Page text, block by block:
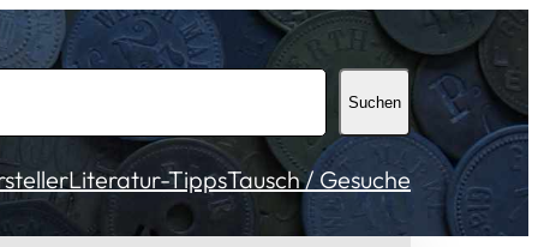
Suchen
Literatur-TippsTausch / Gesuche